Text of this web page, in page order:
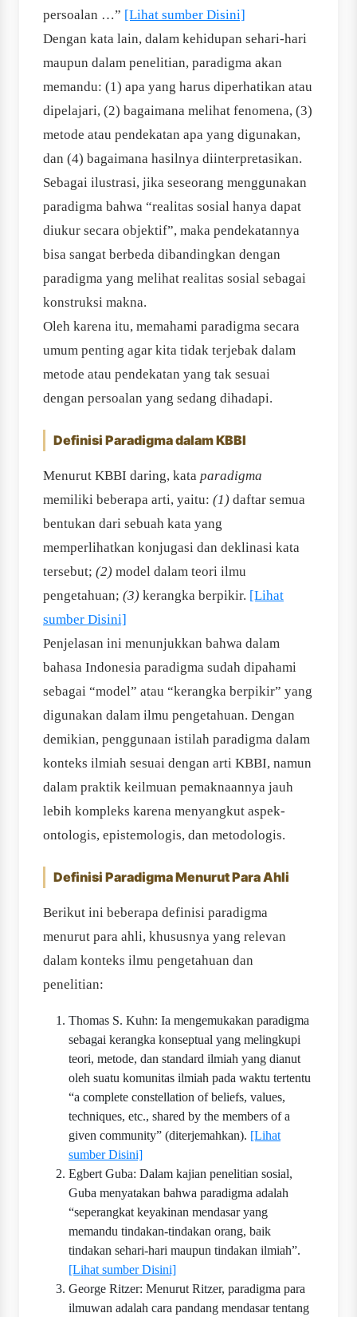
persoalan …” [Lihat sumber Disini]
Dengan kata lain, dalam kehidupan sehari-hari
maupun dalam penelitian, paradigma akan
memandu: (1) apa yang harus diperhatikan atau
dipelajari, (2) bagaimana melihat fenomena, (3)
metode atau pendekatan apa yang digunakan,
dan (4) bagaimana hasilnya diinterpretasikan.
Sebagai ilustrasi, jika seseorang menggunakan
paradigma bahwa “realitas sosial hanya dapat
diukur secara objektif”, maka pendekatannya
bisa sangat berbeda dibandingkan dengan
paradigma yang melihat realitas sosial sebagai
konstruksi makna.
Oleh karena itu, memahami paradigma secara
umum penting agar kita tidak terjebak dalam
metode atau pendekatan yang tak sesuai
dengan persoalan yang sedang dihadapi.
Definisi Paradigma dalam KBBI
Menurut KBBI daring, kata paradigma
memiliki beberapa arti, yaitu: (1) daftar semua
bentukan dari sebuah kata yang
memperlihatkan konjugasi dan deklinasi kata
tersebut; (2) model dalam teori ilmu
pengetahuan; (3) kerangka berpikir. [Lihat
sumber Disini]
Penjelasan ini menunjukkan bahwa dalam
bahasa Indonesia paradigma sudah dipahami
sebagai “model” atau “kerangka berpikir” yang
digunakan dalam ilmu pengetahuan. Dengan
demikian, penggunaan istilah paradigma dalam
konteks ilmiah sesuai dengan arti KBBI, namun
dalam praktik keilmuan pemaknaannya jauh
lebih kompleks karena menyangkut aspek-
ontologis, epistemologis, dan metodologis.
Definisi Paradigma Menurut Para Ahli
Berikut ini beberapa definisi paradigma
menurut para ahli, khususnya yang relevan
dalam konteks ilmu pengetahuan dan
penelitian:
Thomas S. Kuhn: Ia mengemukakan paradigma
sebagai kerangka konseptual yang melingkupi
teori, metode, dan standard ilmiah yang dianut
oleh suatu komunitas ilmiah pada waktu tertentu
“a complete constellation of beliefs, values,
techniques, etc., shared by the members of a
given community” (diterjemahkan). [Lihat
sumber Disini]
Egbert Guba: Dalam kajian penelitian sosial,
Guba menyatakan bahwa paradigma adalah
“seperangkat keyakinan mendasar yang
memandu tindakan-tindakan orang, baik
tindakan sehari-hari maupun tindakan ilmiah”.
[Lihat sumber Disini]
George Ritzer: Menurut Ritzer, paradigma para
ilmuwan adalah cara pandang mendasar tentang